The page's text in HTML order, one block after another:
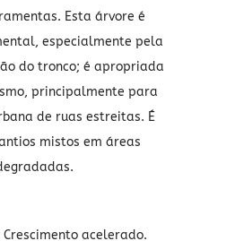
Esta árvore é
especialmente pela
do tronco; é apropriada
principalmente para
de ruas estreitas. É
mistos em áreas
Crescimento acelerado.